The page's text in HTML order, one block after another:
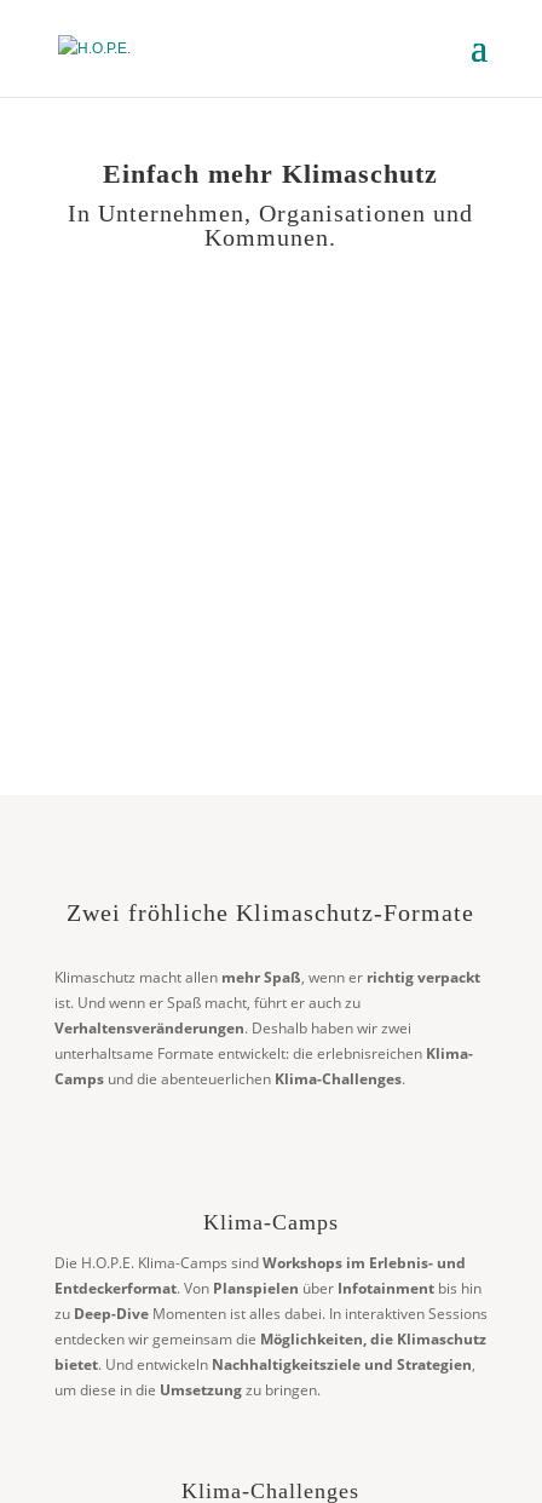
Einfach mehr Klimaschutz
In Unternehmen, Organisationen und
Kommunen.
Zwei fröhliche Klimaschutz-Formate
Klimaschutz macht allen mehr Spaß, wenn er richtig verpackt
ist. Und wenn er Spaß macht, führt er auch zu
Verhaltensveränderungen. Deshalb haben wir zwei
unterhaltsame Formate entwickelt: die erlebnisreichen Klima-
Campsund die abenteuerlichen Klima-Challenges.
Klima-Camps
Die H.O.P.E. Klima-Camps sindWorkshops im Erlebnis- und
Entdeckerformat. Von Planspielen über Infotainmentbis hin
zu Deep-DiveMomenten ist alles dabei. In interaktiven Sessions
entdecken wir gemeinsam die Möglichkeiten, die Klimaschutz
bietet. Und entwickeln Nachhaltigkeitsziele und Strategien,
um diese in die Umsetzungzu bringen.
Klima-Challenges